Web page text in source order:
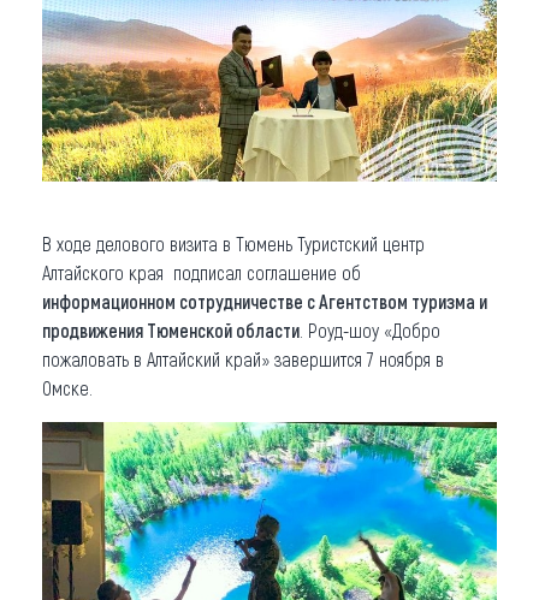
В ходе делового визита в Тюмень Туристский центр
Алтайского края подписал соглашение об
информационном сотрудничестве с Агентством туризма и
продвижения Тюменской области . Роуд-шоу «Добро
пожаловать в Алтайский край» завершится 7 ноября в
Омске.